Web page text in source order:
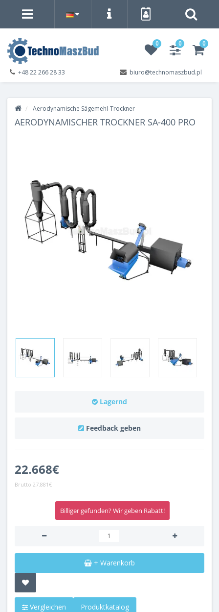
0 0 0
biuro@technomaszbud.pl
+48 22 266 28 33
Aerodynamische Sägemehl-Trockner
AERODYNAMISCHER TROCKNER SA-400 PRO
Lagernd
Feedback geben
22.668€
Brutto 27.881€
Billiger gefunden? Wir geben Rabatt!
+ Warenkorb
Vergleichen Produktkatalog